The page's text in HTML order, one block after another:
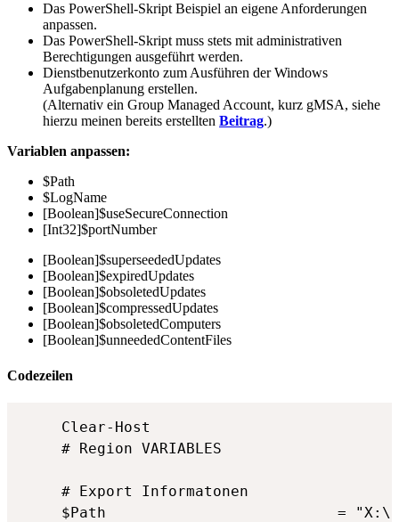
Das PowerShell-Skript Beispiel an eigene Anforderungen
anpassen.
Das PowerShell-Skript muss stets mit administrativen
Berechtigungen ausgeführt werden.
Dienstbenutzerkonto zum Ausführen der Windows
Aufgabenplanung erstellen.
(Alternativ ein Group Managed Account, kurz gMSA, siehe
hierzu meinen bereits erstellten Beitrag.)
Variablen anpassen:
$Path
$LogName
[Boolean]$useSecureConnection
[Int32]$portNumber
[Boolean]$superseededUpdates
[Boolean]$expiredUpdates
[Boolean]$obsoletedUpdates
[Boolean]$compressedUpdates
[Boolean]$obsoletedComputers
[Boolean]$unneededContentFiles
Codezeilen
Clear-Host
# Region VARIABLES
# Export Informatonen
$Path                          =